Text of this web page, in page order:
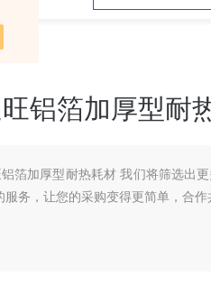
铝箔加厚型耐
箔加厚型耐热耗材 我们将筛选出
务，让您的采购变得更简单，合作